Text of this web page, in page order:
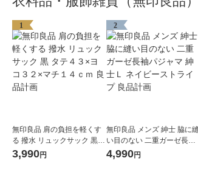
1
無印良品 肩の負担を軽くす
る 撥水 リュックサック 黒
タテ４３×ヨコ３２×マチ１
3,990円
2
無印良品 メンズ 紳士 脇に
い目のない 二重ガーゼ長袖
パジャマ 紳士Ｌ ネイビース
4,990円